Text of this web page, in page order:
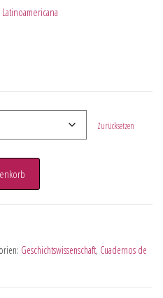
Zurücksetzen
Geschichtswissenschaft, Cuadernos de